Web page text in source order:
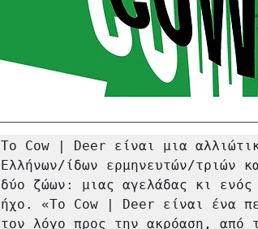
Το Cow | Deer είναι μια
Ελλήνων/ίδων ερμηνευτών/τριών
δύο ζώων: μιας αγελάδας κι
ήχο. «Το Cow | Deer είναι ένα
τον λόγο προς την ακρόαση, από